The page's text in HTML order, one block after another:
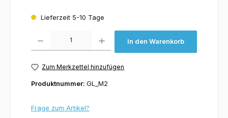
Lieferzeit 5-10 Tage
In den Warenkorb
Zum Merkzettel hinzufügen
Produktnummer: GL_M2
Frage zum Artikel?